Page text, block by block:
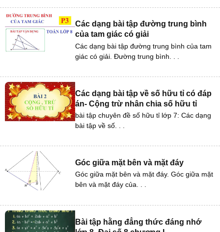
Các dạng bài tập đường trung bình
của tam giác có giải
Các dạng bài tập đường trung bình của tam
giác có giải. Đường trung bình. . .
Các dạng bài tập về số hữu tỉ có đáp
án- Cộng trừ nhân chia số hữu tỉ
bài tập chuyên đề số hữu tỉ lớp 7: Các dạng
bài tập về số. . .
Góc giữa mặt bên và mặt đáy
Góc giữa mặt bên và mặt đáy. Góc giữa mặt
bên và mặt đáy của. . .
Bài tập hằng đẳng thức đáng nhớ